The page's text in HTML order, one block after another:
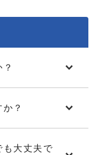
？
も大丈夫で